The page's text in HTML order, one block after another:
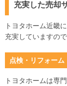
充実した売却
トヨタホーム近畿
充実していますの
点検・リフォーム
トヨタホームは専